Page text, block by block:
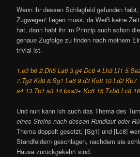
Wenn ihr dessen Schlagfeld gefunden
Zugwegen“ liegen muss, da Weiß keine
hat, dann habt ihr im Prinzip auch schon
genaue Zugfolge zu finden nach meinem
trivial ist.
1.e3 b6 2.Dh5 La6 3.g4 Dc8 4.Lh3 Lf1
7.Tg2 Kd8 8.Sg1 La6 9.d3 Kc8 10.Ld2 Kb7
a4 13.Tb1 a3 14.bxa3+ Kc6 15.Txb8 Lc8
Und nun kann ich auch das Thema des
eines Steins nach dessen Rundlauf oder
Thema doppelt gesetzt, [Sg1] und [Lc8]
Standfeldern geschlagen, nachdem sie
Hause zurückgekehrt sind.